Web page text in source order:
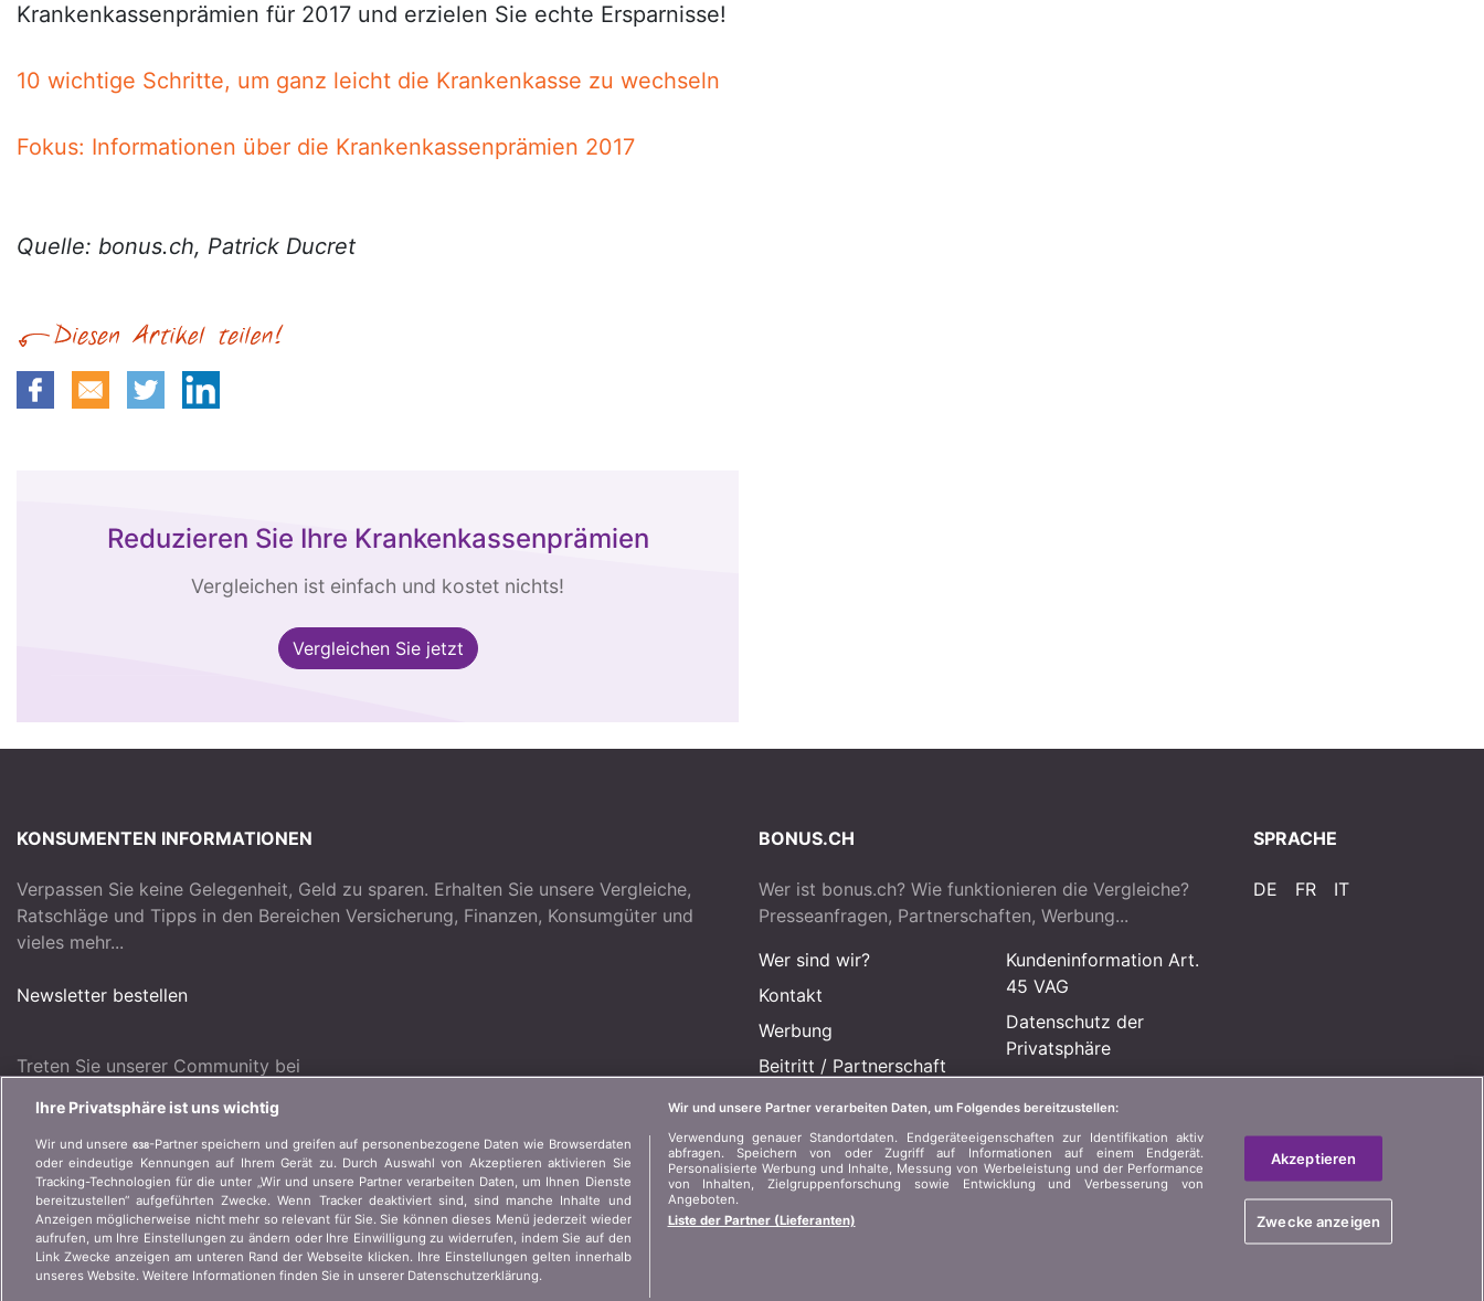
Krankenkassenprämien für 2017 und erzielen Sie echte Ersparnisse!
10 wichtige Schritte, um ganz leicht die Krankenkasse zu wechseln
Fokus: Informationen über die Krankenkassenprämien 2017
Quelle: bonus.ch, Patrick Ducret
Reduzieren Sie Ihre Krankenkassenprämien
Vergleichen ist einfach und kostet nichts!
Vergleichen Sie jetzt
KONSUMENTEN INFORMATIONEN
Verpassen Sie keine Gelegenheit, Geld zu sparen. Erhalten Sie unsere Vergleiche,
Ratschläge und Tipps in den Bereichen Versicherung, Finanzen, Konsumgüter und
vieles mehr...
Newsletter bestellen
Treten Sie unserer Community bei
BONUS.CH
Wer ist bonus.ch? Wie funktionieren die Vergleiche?
Presseanfragen, Partnerschaften, Werbung...
Wer sind wir?
Kontakt
Werbung
Beitritt / Partnerschaft
Presse
Kundeninformation Art.
45 VAG
Datenschutz der
Privatsphäre
Rechtliche Informationen
Sitemap
SPRACHE
DE FR IT
© 2004-2026 copyright bonus.ch SA
Ihre Privatsphäre ist uns wichtig
Wir und unsere 638-Partner speichern und greifen auf personenbezogene Daten wie Browserdaten
oder eindeutige Kennungen auf Ihrem Gerät zu. Durch Auswahl von Akzeptieren aktivieren Sie
Tracking-Technologien für die unter „Wir und unsere Partner verarbeiten Daten, um Ihnen Dienste
bereitzustellen“ aufgeführten Zwecke. Wenn Tracker deaktiviert sind, sind manche Inhalte und
Anzeigen möglicherweise nicht mehr so relevant für Sie. Sie können dieses Menü jederzeit wieder
aufrufen, um Ihre Einstellungen zu ändern oder Ihre Einwilligung zu widerrufen, indem Sie auf den
Link Zwecke anzeigen am unteren Rand der Webseite klicken. Ihre Einstellungen gelten innerhalb
unseres Website. Weitere Informationen finden Sie in unserer Datenschutzerklärung.
Wir und unsere Partner verarbeiten Daten, um Folgendes bereitzustellen:
Verwendung genauer Standortdaten. Endgeräteeigenschaften zur Identifikation aktiv
abfragen. Speichern von oder Zugriff auf Informationen auf einem Endgerät.
Personalisierte Werbung und Inhalte, Messung von Werbeleistung und der Performance
von Inhalten, Zielgruppenforschung sowie Entwicklung und Verbesserung von
Angeboten.
Liste der Partner (Lieferanten)
Akzeptieren
Zwecke anzeigen